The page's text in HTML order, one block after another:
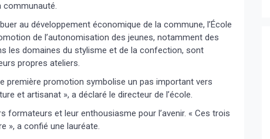
communauté.
au développement économique de la commune, l’École
de l’autonomisation des jeunes, notamment des
les domaines du stylisme et de la confection, sont
propres ateliers.
première promotion symbolise un pas important vers
et artisanat », a déclaré le directeur de l’école.
formateurs et leur enthousiasme pour l’avenir. « Ces trois
», a confié une lauréate.